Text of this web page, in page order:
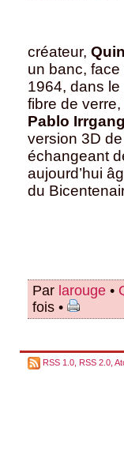
créateur,
un banc, face
1964, dans
fibre de
Pablo Irrgang
version 3D
échangeant
aujourd’hui
du
Par larouge •
fois •
RSS 1.0 RSS 2.0